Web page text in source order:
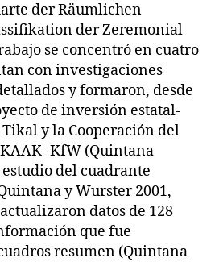
der Räumlichen
der Zeremonial
se concentró en cuatro
con investigaciones
y formaron, desde
de inversión estatal-
y la Cooperación del
KfW (Quintana
estudio del cuadrante
y Wurster 2001,
datos de 128
que fue
resumen (Quintana